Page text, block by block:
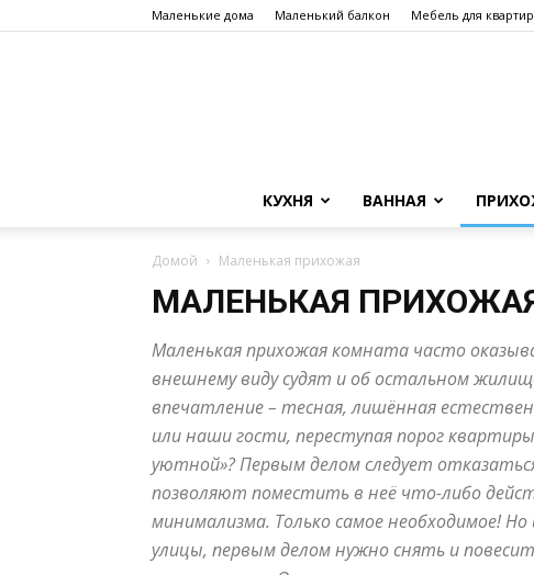
Маленькие дома Маленький балкон Мебель для
КУХНЯ ВАННАЯ
Домой Маленькая прихожая
МАЛЕНЬКАЯ
Маленькая прихожая комната часто
внешнему виду судят и об остальном
впечатление – тесная, лишённая
или наши гости, переступая порог
уютной»? Первым делом следует
позволяют поместить в неё что-либо
минимализма. Только самое необходимое!
улицы, первым делом нужно снять и